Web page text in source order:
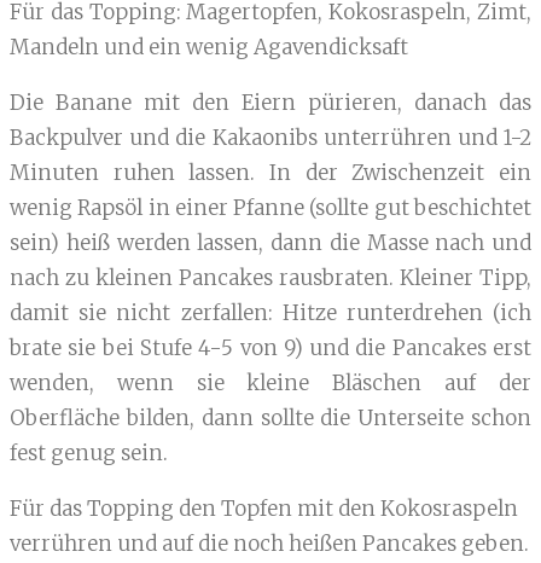
Für das Topping: Magertopfen, Kokosraspeln, Zimt,
Mandeln und ein wenig Agavendicksaft
Die Banane mit den Eiern pürieren, danach das
Backpulver und die Kakaonibs unterrühren und 1-2
Minuten ruhen lassen. In der Zwischenzeit ein
wenig Rapsöl in einer Pfanne (sollte gut beschichtet
sein) heiß werden lassen, dann die Masse nach und
nach zu kleinen Pancakes rausbraten. Kleiner Tipp,
damit sie nicht zerfallen: Hitze runterdrehen (ich
brate sie bei Stufe 4-5 von 9) und die Pancakes erst
wenden, wenn sie kleine Bläschen auf der
Oberfläche bilden, dann sollte die Unterseite schon
fest genug sein.
Für das Topping den Topfen mit den Kokosraspeln
verrühren und auf die noch heißen Pancakes geben.